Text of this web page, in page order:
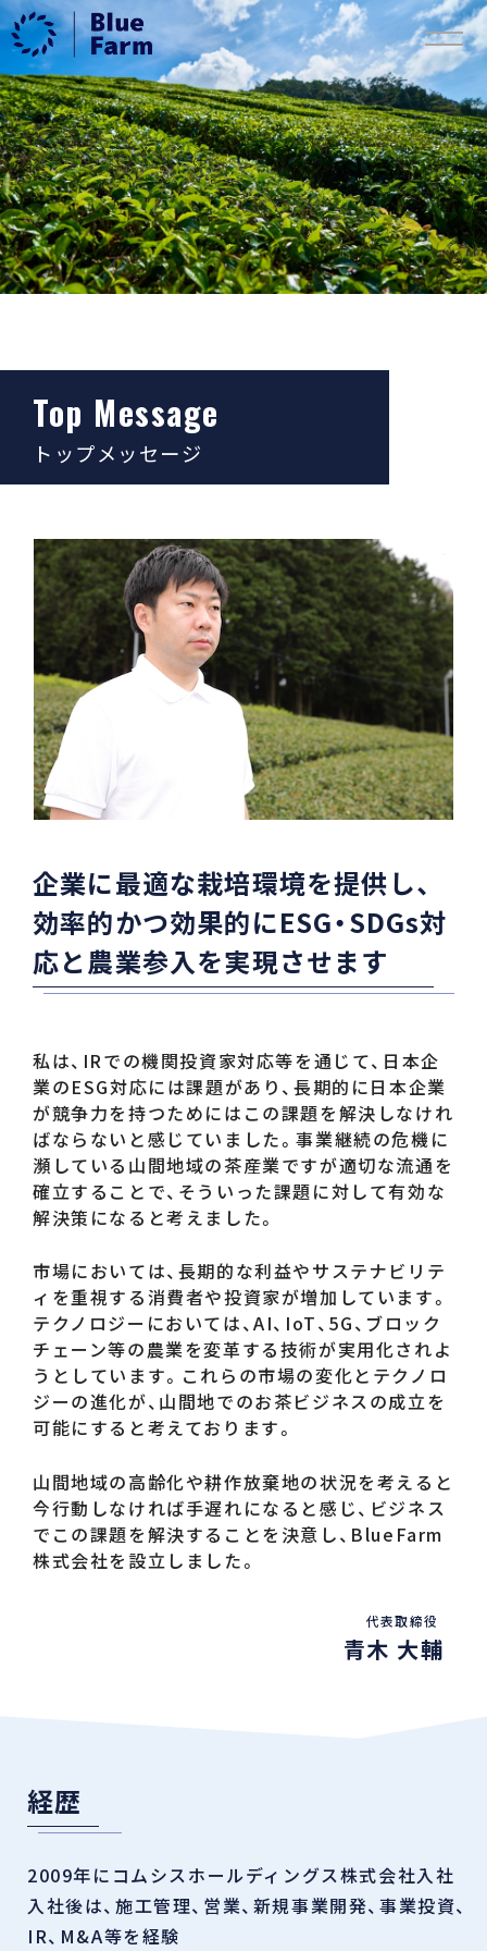
Top Message
トップメッセージ
企業に最適な栽培環境を提供し、
効率的かつ効果的にESG・SDGs対
応と農業参入を実現させます
私は、IRでの機関投資家対応等を通じて、日本企
業のESG対応には課題があり、長期的に日本企業
が競争力を持つためにはこの課題を解決しなけれ
ばならないと感じていました。事業継続の危機に
瀕している山間地域の茶産業ですが適切な流通を
確立することで、そういった課題に対して有効な
解決策になると考えました。
市場においては、長期的な利益やサステナビリテ
ィを重視する消費者や投資家が増加しています。
テクノロジーにおいては、AI、IoT、5G、ブロック
チェーン等の農業を変革する技術が実用化されよ
うとしています。これらの市場の変化とテクノロ
ジーの進化が、山間地でのお茶ビジネスの成立を
可能にすると考えております。
山間地域の高齢化や耕作放棄地の状況を考えると
今行動しなければ手遅れになると感じ、ビジネス
でこの課題を解決することを決意し、BlueFarm
株式会社を設立しました。
代表取締役
青木 大輔
経歴
2009年にコムシスホールディングス株式会社入社
入社後は、施工管理、営業、新規事業開発、事業投資、
IR、M&A等を経験